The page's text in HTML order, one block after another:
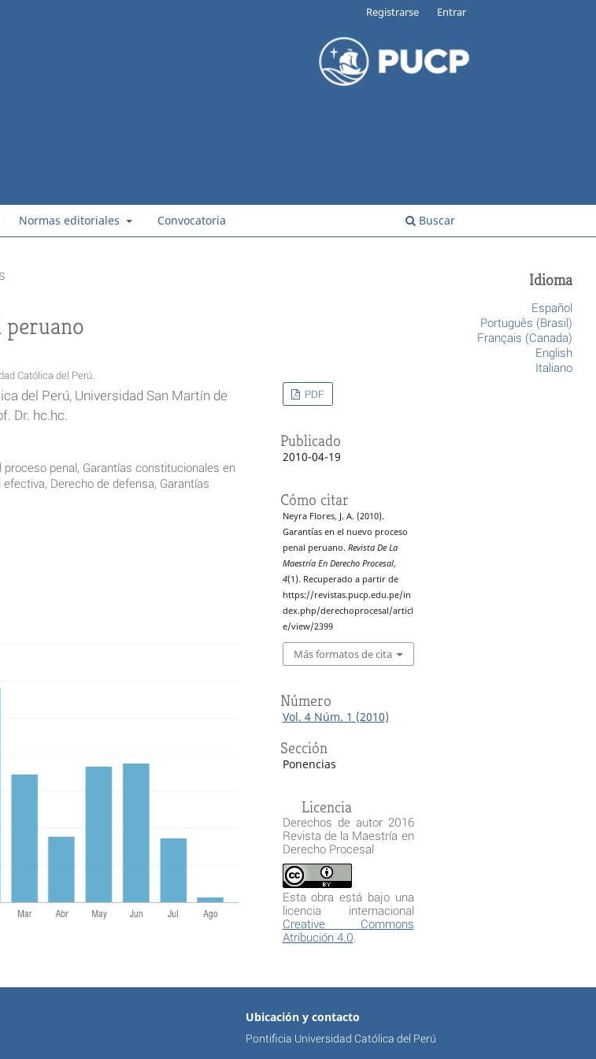
Normas editoriales Convocatoria Buscar
Registrarse Entrar
peruano
Católica del Perú.
del Perú, Universidad San Martín de
Dr. hc.hc.
penal, Garantías constitucionales en
Derecho de defensa, Garantías
PDF
Publicado
2010-04-19
Cómo citar
Neyra Flores, J. A. (2010).
Garantías en el nuevo proceso
penal peruano. Revista De La
Maestría En Derecho Procesal,
4(1). Recuperado a partir de
https://revistas.pucp.edu.pe/in
dex.php/derechoprocesal/articl
e/view/2399
Más formatos de cita
Número
Vol. 4 Núm. 1 (2010)
Sección
Ponencias
Licencia
Derechos de autor 2016
Revista de la Maestría en
Derecho Procesal
Esta obra está bajo una
licencia internacional
Creative Commons
Atribución 4.0.
Idioma
Español
Português (Brasil)
Français (Canada)
English
Italiano
Ubicación y contacto
Pontificia Universidad Católica del Perú